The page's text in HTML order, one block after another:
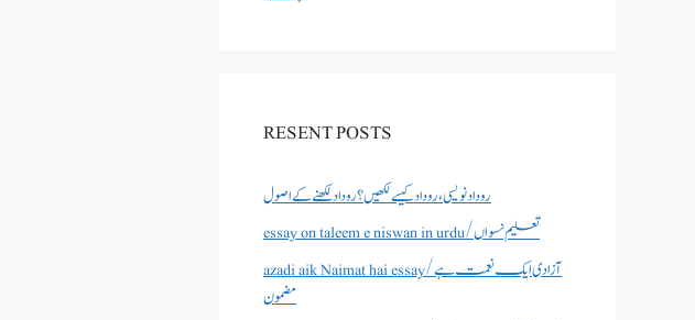
RESENT POSTS
روداد نویسی ،روداد کیسے لکھیں؟ روداد لکھنے کے اصول
essay on taleem e niswan in urdu/تعلیم نسواں
azadi aik Naimat hai essay/آزادی ایک نعمت ہے
مضمون